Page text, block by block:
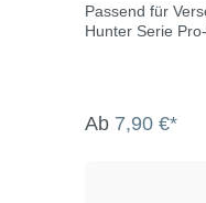
Passend für
Hunter Serie
Ab 7,90 €*